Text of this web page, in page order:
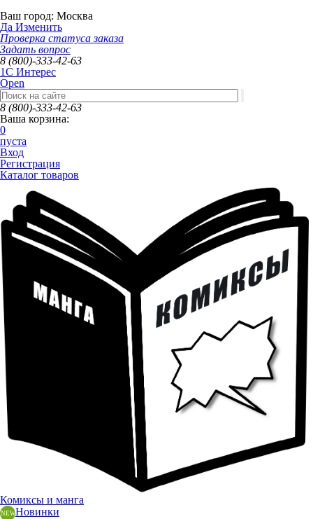
Ваш город: Москва
Да Изменить
Проверка статуса заказа
Задать вопрос
8 (800)-333-42-63
1C Интерес
Open
8 (800)-333-42-63
Ваша корзина:
0
пуста
Вход
Регистрация
Каталог товаров
Комиксы и манга
Новинки